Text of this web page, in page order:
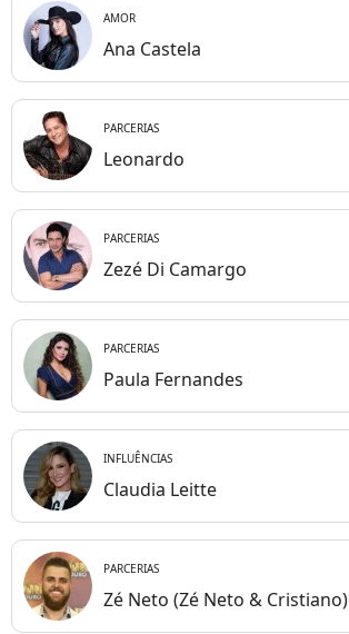
AMOR
Ana Castela
PARCERIAS
Leonardo
PARCERIAS
Zezé Di Camargo
PARCERIAS
Paula Fernandes
INFLUÊNCIAS
Claudia Leitte
PARCERIAS
Zé Neto (Zé Neto & Cristiano)